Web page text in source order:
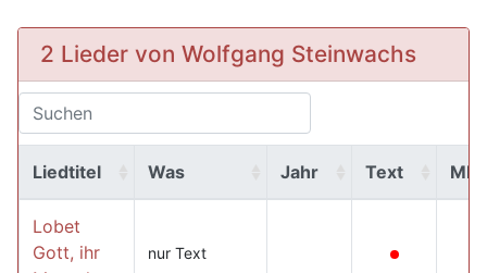
2 Lieder von Wolfgang Steinwachs
Liedtitel Was Jahr Text
Lobet
Gott, ihr
nur Text